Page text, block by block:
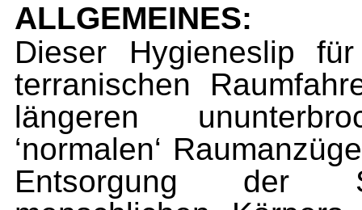
ALLGEMEINES:
Dieser Hygieneslip
terranischen
längeren
‘normalen‘
Entsorgung der